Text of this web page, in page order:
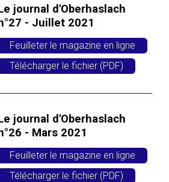
journal d'Oberhaslach
- Juillet 2021
Feuilleter le magazine en ligne
Télécharger le fichier (PDF)
journal d'Oberhaslach
- Mars 2021
Feuilleter le magazine en ligne
Télécharger le fichier (PDF)